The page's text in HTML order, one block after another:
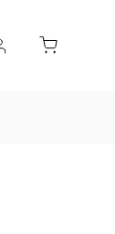
HOBBY